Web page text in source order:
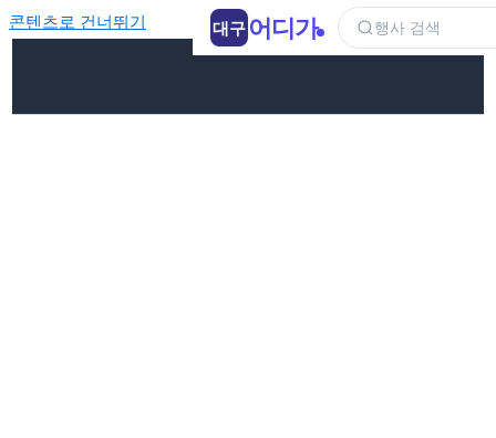
콘텐츠로 건너뛰기 대구 어디가 행사 검색